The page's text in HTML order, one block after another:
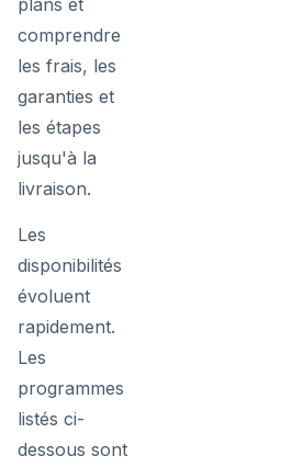
plans et
comprendre
les frais, les
garanties et
les étapes
jusqu'à la
livraison.
Les
disponibilités
évoluent
rapidement.
Les
programmes
listés ci-
dessous sont